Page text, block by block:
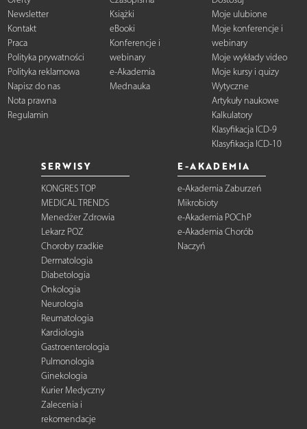
Newsletter
Kontakt
Praca
Polityka prywatności
Polityka reklamowa
Napisz do nas
Nota prawna
Regulamin
Książki
eBooki
Konferencje i
webinary
e-Akademia
Mednauka
Moje ulubione
Moje konferencje i
webinary
Moje wykłady video
Moje kursy i quizy
Wytyczne
Artykuły naukowe
Kalkulatory
Klasyfikacja ICD-9
Klasyfikacja ICD-10
SERWISY
KONGRES TOP
MEDICAL TRENDS
Menedżer Zdrowia
Lekarz POZ
Choroby rzadkie
Dermatologia
Diabetologia
Onkologia
Neurologia
Reumatologia
Kardiologia
Gastroenterologia
Pulmonologia
Ginekologia
Kurier Medyczny
Zalecenia i
rekomendacje
E-AKADEMIA
e-Akademia Zaburzeń
Mikrobioty
e-Akademia POChP
e-Akademia Chorób
Naczyń